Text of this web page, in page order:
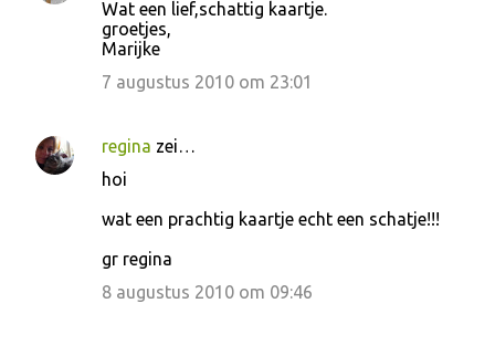
Wat een lief,schattig kaartje.
groetjes,
Marijke
7 augustus 2010 om 23:01
regina zei…
hoi
wat een prachtig kaartje echt een schatje!!!
gr regina
8 augustus 2010 om 09:46